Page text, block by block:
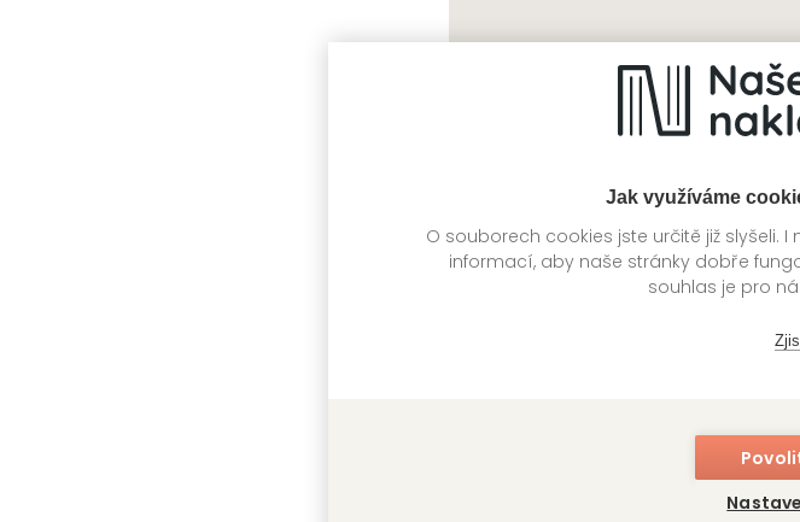
Jak využíváme
O souborech cookies jste určitě již slyšeli.
informací, aby naše stránky dobře
souhlas je pro